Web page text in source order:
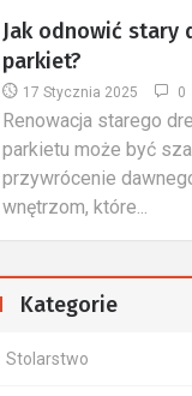
Narzędzia
obróbki drewna
12 Października 2019
Stolarz powinien
wyjątkową precyzją i
podczas obrabiania
niezbędna...
Kategorie
Stolarstwo